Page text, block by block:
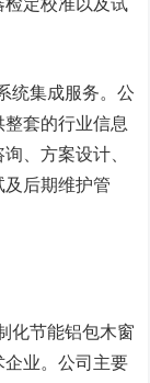
定校准以及试
统集成服务。公
套的行业信息
、方案设计、
后期维护管
化节能铝包木窗
业。公司主要